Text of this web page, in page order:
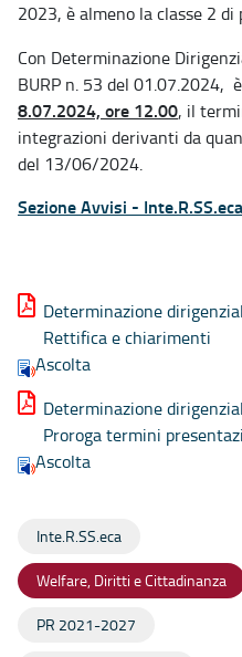
2023, è almeno la classe 2 di
Con Determinazione
BURP n. 53 del 01.07.2024,
8.07.2024, ore 12.00, il
integrazioni derivanti da
del 13/06/2024.
Sezione Avvisi - Inte.R.SS.eca
Determinazione
Rettifica e chiarimenti
Ascolta
Determinazione
Proroga termini
Ascolta
Inte.R.SS.eca
Welfare, Diritti e Cittadinanza
PR 2021-2027